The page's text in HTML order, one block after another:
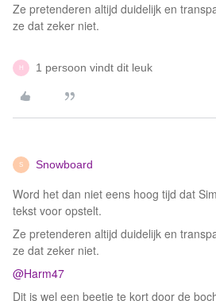
Ze pretenderen altijd duidelijk en
ze dat zeker niet.
H 1 persoon vindt dit leuk
S Snowboard
Word het dan niet eens hoog tijd dat
tekst voor opstelt.
Ze pretenderen altijd duidelijk en
ze dat zeker niet.
@Harm47
Dit is wel een beetje te kort door de